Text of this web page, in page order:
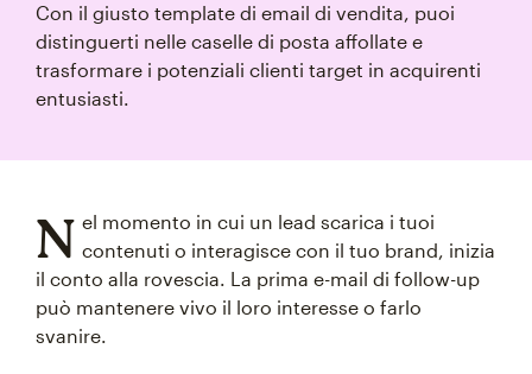
Con il giusto template di email di vendita, puoi
distinguerti nelle caselle di posta affollate e
trasformare i potenziali clienti target in acquirenti
entusiasti.
N el momento in cui un lead scarica i tuoi
contenuti o interagisce con il tuo brand, inizia
il conto alla rovescia. La prima e-mail di follow-up
può mantenere vivo il loro interesse o farlo
svanire.